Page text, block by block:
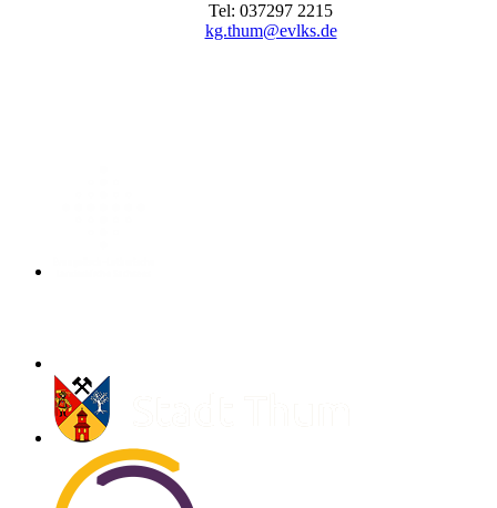
Tel: 037297 2215
kg.thum@evlks.de